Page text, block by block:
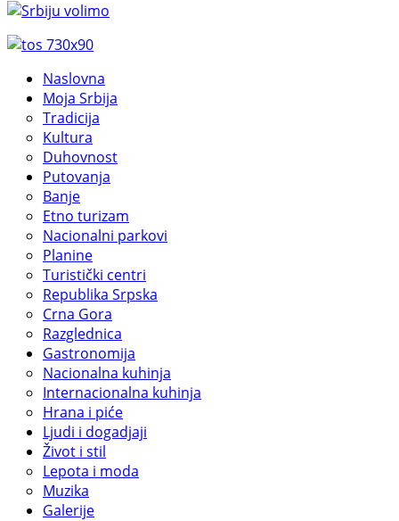
Naslovna
Moja Srbija
Tradicija
Kultura
Duhovnost
Putovanja
Banje
Etno turizam
Nacionalni parkovi
Planine
Turistički centri
Republika Srpska
Crna Gora
Razglednica
Gastronomija
Nacionalna kuhinja
Internacionalna kuhinja
Hrana i piće
Ljudi i dogadjaji
Život i stil
Lepota i moda
Muzika
Galerije